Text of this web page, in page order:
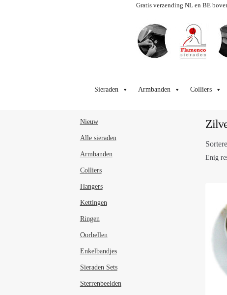
Gratis verzending NL en BE
door
naar
Sieraden Armbanden Colliers
Enig
Nieuw
Alle sieraden
Armbanden
Colliers
Hangers
Kettingen
Ringen
Oorbellen
Enkelbandjes
Sieraden Sets
Sterrenbeelden